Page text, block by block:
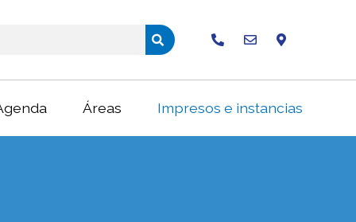
Áreas Impresos e instancias